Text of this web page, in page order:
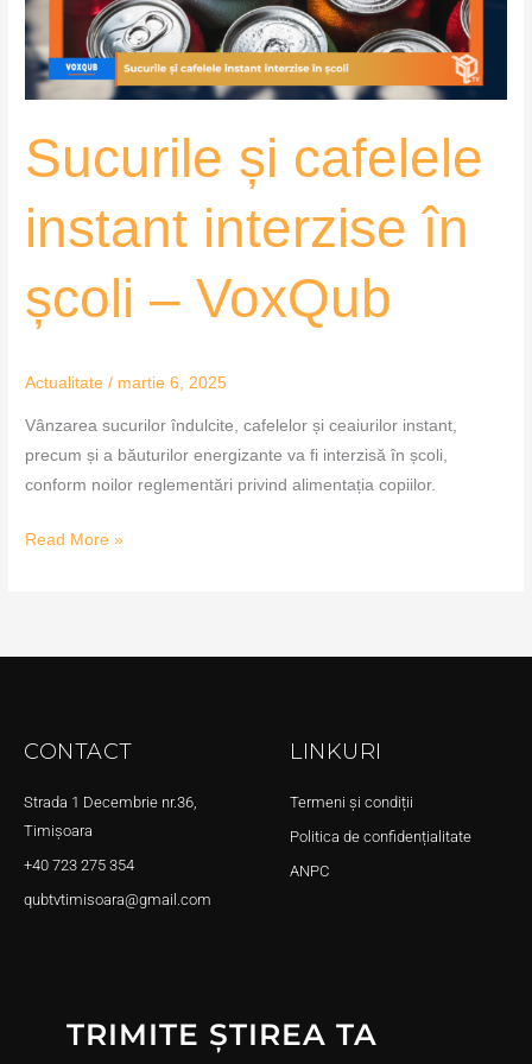
Sucurile și cafelele
instant interzise în
școli – VoxQub
Actualitate / martie 6, 2025
Vânzarea sucurilor îndulcite, cafelelor și ceaiurilor instant,
precum și a băuturilor energizante va fi interzisă în școli,
conform noilor reglementări privind alimentația copiilor.
școli
–
VoxQub
Read More »
CONTACT
Strada 1 Decembrie nr.36,
Timișoara
+40 723 275 354
qubtvtimisoara@gmail.com
LINKURI
Termeni și condiții
Politica de confidențialitate
ANPC
TRIMITE ȘTIREA TA